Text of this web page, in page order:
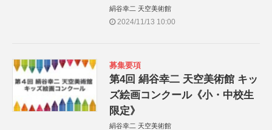
絹谷幸二 天空美術館
2024/11/13 10:00
募集要項
第4回 絹谷幸二 天空美術館 キッ
ズ絵画コンクール《小・中校生
限定》
絹谷幸二 天空美術館